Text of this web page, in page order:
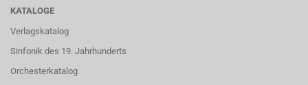
KATALOGE
Verlagskatalog
Sinfonik des 19. Jahrhunderts
Orchesterkatalog